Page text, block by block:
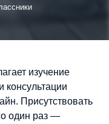
изучение
консультации
Присутствовать
один раз —